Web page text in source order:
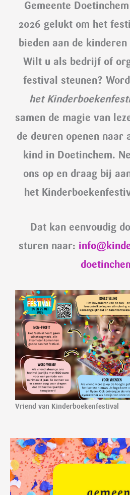
Gemeente
2026 gelukt om het
bieden aan de
Wilt u als bedrijf of
festival steunen?
het
samen de magie van
de deuren openen naar
kind in Doetinchem.
ons op en draag bij
het
Dat kan eenvoudig
sturen naar:
Vriend van Kinderboekenfestival